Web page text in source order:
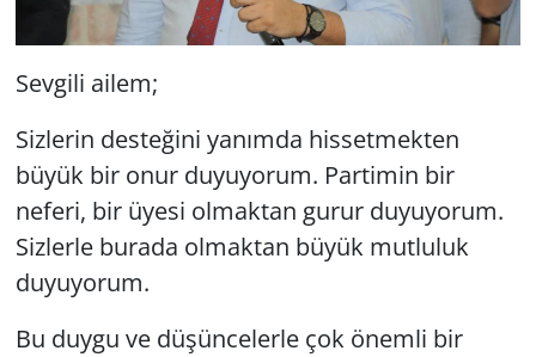
Sevgili ailem;
Sizlerin desteğini yanımda hissetmekten
büyük bir onur duyuyorum. Partimin bir
neferi, bir üyesi olmaktan gurur duyuyorum.
Sizlerle burada olmaktan büyük mutluluk
duyuyorum.
Bu duygu ve düşüncelerle çok önemli bir